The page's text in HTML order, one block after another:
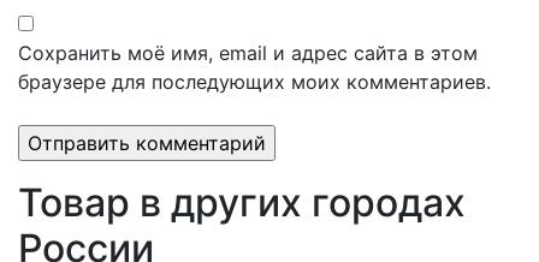
Сохранить моё имя, email и адрес сайта в этом
браузере для последующих моих комментариев.
Товар в других городах
России